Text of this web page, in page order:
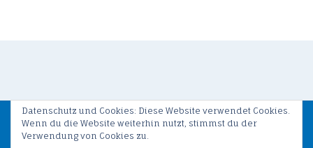
Copyright © 2017 by Olaf Fetting / Theme by
Datenschutz und Cookies: Diese Website verwendet Cookies.
Wenn du die Website weiterhin nutzt, stimmst du der
Verwendung von Cookies zu.